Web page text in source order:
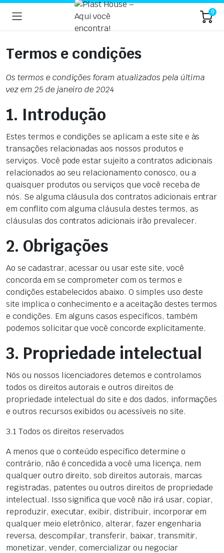
0
Termos e condições
Os termos e condições foram atualizados pela última
vez em 25 de janeiro de 2024
1. Introdução
Estes termos e condições se aplicam a este site e às
transações relacionadas aos nossos produtos e
serviços. Você pode estar sujeito a contratos adicionais
relacionados ao seu relacionamento conosco, ou a
quaisquer produtos ou serviços que você receba de
nós. Se alguma cláusula dos contratos adicionais entrar
em conflito com alguma cláusula destes termos, as
cláusulas dos contratos adicionais irão prevalecer.
2. Obrigações
Ao se cadastrar, acessar ou usar este site, você
concorda em se comprometer com os termos e
condições estabelecidos abaixo. O simples uso deste
site implica o conhecimento e a aceitação destes termos
e condições. Em alguns casos específicos, também
podemos solicitar que você concorde explicitamente.
3. Propriedade intelectual
Nós ou nossos licenciadores detemos e controlamos
todos os direitos autorais e outros direitos de
propriedade intelectual do site e dos dados, informações
e outros recursos exibidos ou acessíveis no site.
3.1 Todos os direitos reservados
A menos que o conteúdo específico determine o
contrário, não é concedida a você uma licença, nem
qualquer outro direito, sob direitos autorais, marcas
registradas, patentes ou outros direitos de propriedade
intelectual. Isso significa que você não irá usar, copiar,
reproduzir, executar, exibir, distribuir, incorporar em
qualquer meio eletrônico, alterar, fazer engenharia
reversa, descompilar, transferir, baixar, transmitir,
monetizar, vender, comercializar ou negociar